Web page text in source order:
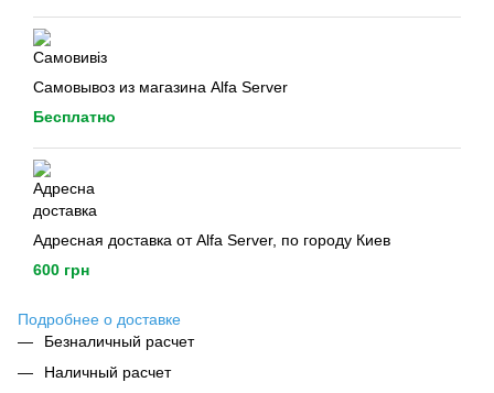
Самовывоз из магазина Alfa Server
Бесплатно
Адресная доставка от Alfa Server, по городу Киев
600 грн
Подробнее о доставке
Безналичный расчет
Наличный расчет